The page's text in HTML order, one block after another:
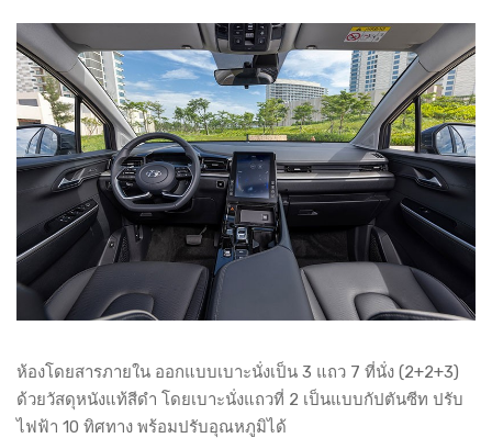
ห้องโดยสารภายใน ออกแบบเบาะนั่งเป็น 3 แถว 7 ที่นั่ง (2+2+3)
ด้วยวัสดุหนังแท้สีดำ โดยเบาะนั่งแถวที่ 2 เป็นแบบกัปตันซีท ปรับ
ไฟฟ้า 10 ทิศทาง พร้อมปรับอุณหภูมิได้